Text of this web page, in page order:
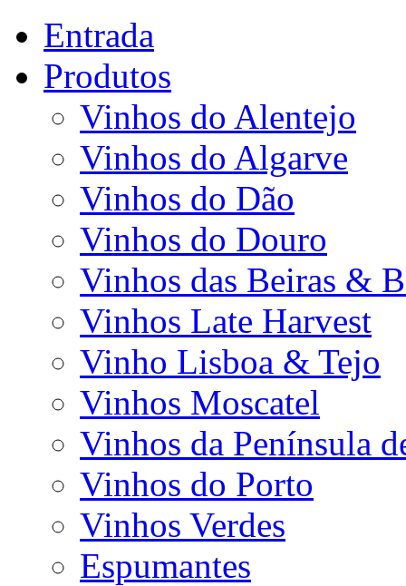
Entrada
Produtos
Vinhos do Alentejo
Vinhos do Algarve
Vinhos do Dão
Vinhos do Douro
Vinhos das Beiras &
Vinhos Late Harvest
Vinho Lisboa & Tejo
Vinhos Moscatel
Vinhos da Península
Vinhos do Porto
Vinhos Verdes
Espumantes